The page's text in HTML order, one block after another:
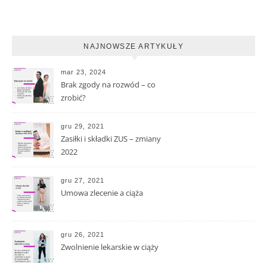
NAJNOWSZE ARTYKUŁY
mar 23, 2024
Brak zgody na rozwód – co
zrobić?
gru 29, 2021
Zasiłki i składki ZUS – zmiany
2022
gru 27, 2021
Umowa zlecenie a ciąża
gru 26, 2021
Zwolnienie lekarskie w ciąży